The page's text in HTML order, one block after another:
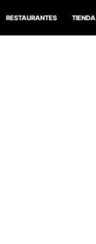
RESTAURANTES